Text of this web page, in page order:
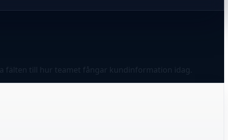
fälten till hur teamet fångar kundinformation idag.